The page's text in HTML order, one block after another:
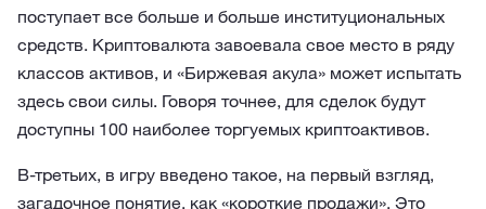
поступает все больше и больше институциональных
средств. Криптовалюта завоевала свое место в ряду
классов активов, и «Биржевая акула» может испытать
здесь свои силы. Говоря точнее, для сделок будут
доступны 100 наиболее торгуемых криптоактивов.
В-третьих, в игру введено такое, на первый взгляд,
загадочное понятие, как «короткие продажи». Это